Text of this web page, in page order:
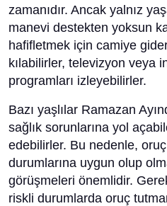
zamanıdır. Ancak yalnız
manevi destekten yoksun
hafifletmek için camiye
kılabilirler, televizyon veya
programları izleyebilirler.
Bazı yaşlılar Ramazan
sağlık sorunlarına yol
edebilirler. Bu nedenle, oruç
durumlarına uygun olup
görüşmeleri önemlidir.
riskli durumlarda oruç